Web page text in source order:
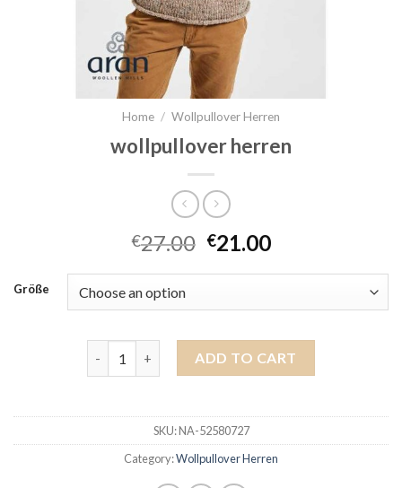
Home / Wollpullover Herren
wollpullover herren
€27.00 €21.00
Größe
wollpullover herren quantity
ADD TO CART
SKU:NA-52580727
Category:Wollpullover Herren